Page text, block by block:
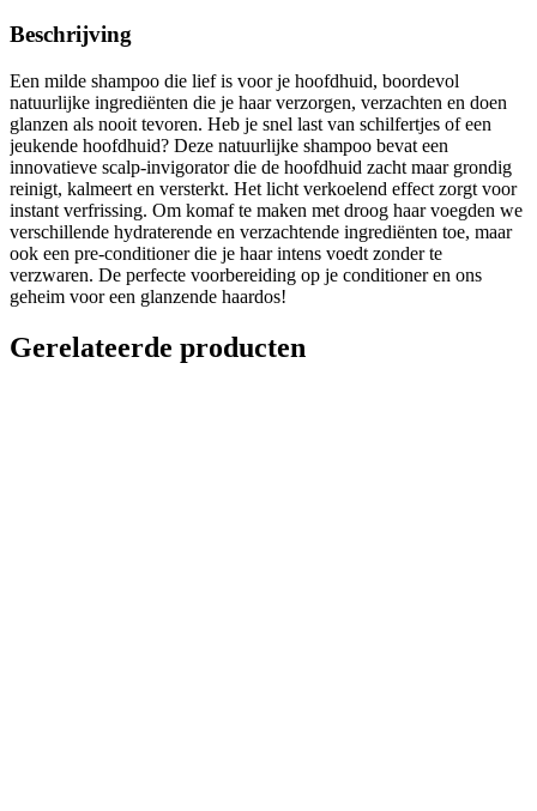
Beschrijving
Een milde shampoo die lief is voor je hoofdhuid, boordevol
natuurlijke ingrediënten die je haar verzorgen, verzachten en doen
glanzen als nooit tevoren. Heb je snel last van schilfertjes of een
jeukende hoofdhuid? Deze natuurlijke shampoo bevat een
innovatieve scalp-invigorator die de hoofdhuid zacht maar grondig
reinigt, kalmeert en versterkt. Het licht verkoelend effect zorgt voor
instant verfrissing. Om komaf te maken met droog haar voegden we
verschillende hydraterende en verzachtende ingrediënten toe, maar
ook een pre-conditioner die je haar intens voedt zonder te
verzwaren. De perfecte voorbereiding op je conditioner en ons
geheim voor een glanzende haardos!
Gerelateerde producten